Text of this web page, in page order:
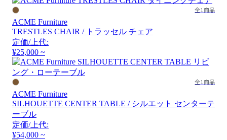
全1商品
ACME Furniture
TRESTLES CHAIR / トラッセル チェア
定価/上代:
¥25,000 ~
全1商品
ACME Furniture
SILHOUETTE CENTER TABLE / シルエット センターテ
ーブル
定価/上代:
¥54,000 ~